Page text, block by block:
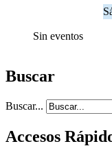
Sin eventos
Buscar
Buscar...
Accesos